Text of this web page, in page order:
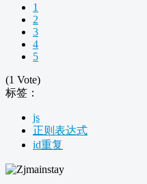
1
2
3
4
5
(1 Vote)
标签：
js
正则表达式
id重复